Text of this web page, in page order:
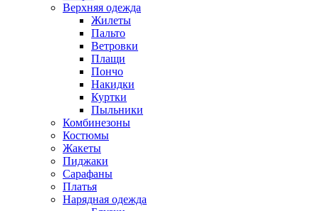
Верхняя одежда
Жилеты
Пальто
Ветровки
Плащи
Пончо
Накидки
Куртки
Пыльники
Комбинезоны
Костюмы
Жакеты
Пиджаки
Сарафаны
Платья
Нарядная одежда